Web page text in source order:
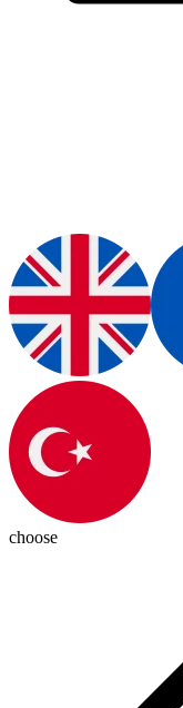
choose